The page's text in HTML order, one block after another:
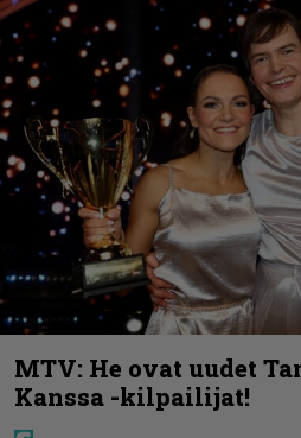
MTV: He ovat uudet
Kanssa -kilpailijat!